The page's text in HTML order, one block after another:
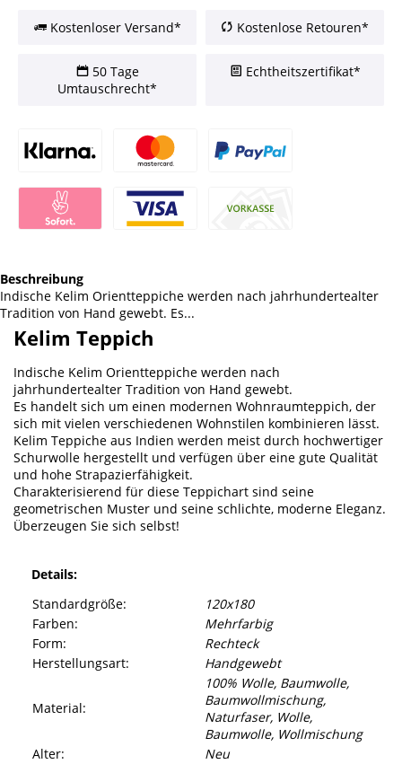
Kostenloser Versand* Kostenlose Retouren*
50 Tage
Umtauschrecht*
Echtheitszertifikat*
Beschreibung
Indische Kelim Orientteppiche werden nach jahrhundertealter
Tradition von Hand gewebt. Es...
Kelim Teppich
Indische Kelim Orientteppiche werden nach
jahrhundertealter Tradition von Hand gewebt.
Es handelt sich um einen modernen Wohnraumteppich, der
sich mit vielen verschiedenen Wohnstilen kombinieren lässt.
Kelim Teppiche aus Indien werden meist durch hochwertiger
Schurwolle hergestellt und verfügen über eine gute Qualität
und hohe Strapazierfähigkeit.
Charakterisierend für diese Teppichart sind seine
geometrischen Muster und seine schlichte, moderne Eleganz.
Überzeugen Sie sich selbst!
Details:
Standardgröße:
120x180
Farben:
Mehrfarbig
Form:
Rechteck
Herstellungsart:
Handgewebt
Material:
100% Wolle, Baumwolle,
Baumwollmischung,
Naturfaser, Wolle,
Baumwolle, Wollmischung
Alter:
Neu